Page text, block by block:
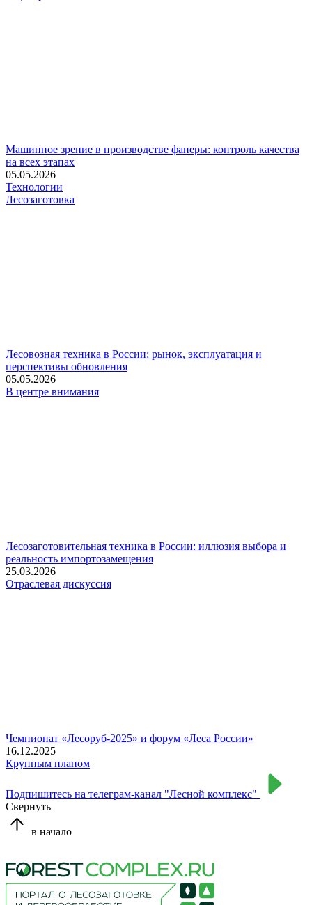
Машинное зрение в производстве фанеры: контроль качества
на всех этапах
05.05.2026
Технологии
Лесозаготовка
Лесовозная техника в России: рынок, эксплуатация и
перспективы обновления
05.05.2026
В центре внимания
Лесозаготовительная техника в России: иллюзия выбора и
реальность импортозамещения
25.03.2026
Отраслевая дискуссия
Чемпионат «Лесоруб-2025» и форум «Леса России»
16.12.2025
Крупным планом
Подпишитесь на телеграм-канал "Лесной комплекс"
Свернуть
в начало